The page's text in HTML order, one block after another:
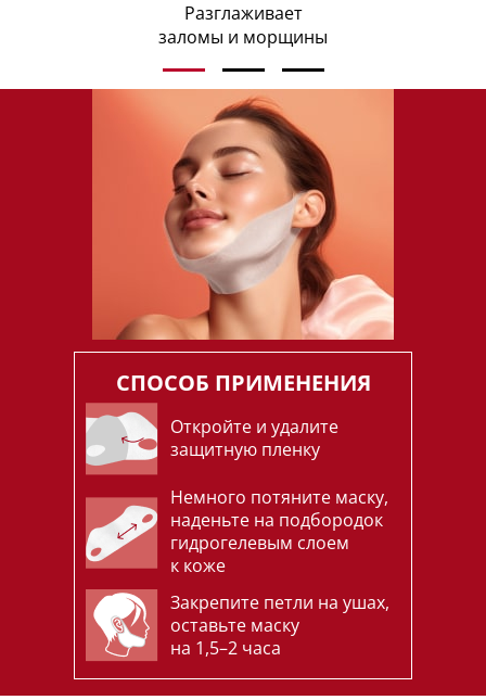
Разглаживает
заломы и морщины
СПОСОБ ПРИМЕНЕНИЯ
Откройте и удалите
защитную пленку
Немного потяните маску,
наденьте на подбородок
гидрогелевым слоем
к коже
Закрепите петли на ушах,
оставьте маску
на 1,5–2 часа